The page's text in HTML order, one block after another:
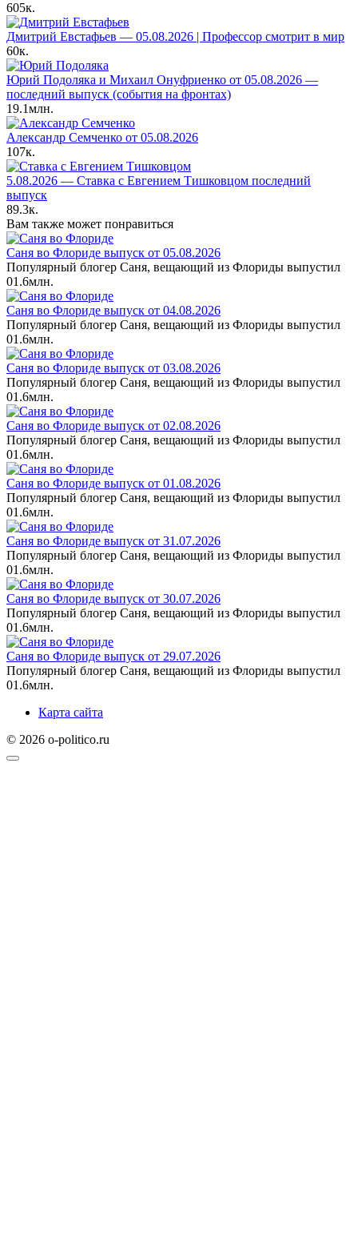
605к.
Дмитрий Евстафьев — 05.08.2026 | Профессор смотрит в мир
60к.
Юрий Подоляка и Михаил Онуфриенко от 05.08.2026 —
последний выпуск (события на фронтах)
19.1млн.
Александр Семченко от 05.08.2026
107к.
5.08.2026 — Ставка с Евгением Тишковцом последний
выпуск
89.3к.
Вам также может понравиться
Саня во Флориде выпуск от 05.08.2026
Популярный блогер Саня, вещающий из Флориды выпустил
01.6млн.
Саня во Флориде выпуск от 04.08.2026
Популярный блогер Саня, вещающий из Флориды выпустил
01.6млн.
Саня во Флориде выпуск от 03.08.2026
Популярный блогер Саня, вещающий из Флориды выпустил
01.6млн.
Саня во Флориде выпуск от 02.08.2026
Популярный блогер Саня, вещающий из Флориды выпустил
01.6млн.
Саня во Флориде выпуск от 01.08.2026
Популярный блогер Саня, вещающий из Флориды выпустил
01.6млн.
Саня во Флориде выпуск от 31.07.2026
Популярный блогер Саня, вещающий из Флориды выпустил
01.6млн.
Саня во Флориде выпуск от 30.07.2026
Популярный блогер Саня, вещающий из Флориды выпустил
01.6млн.
Саня во Флориде выпуск от 29.07.2026
Популярный блогер Саня, вещающий из Флориды выпустил
01.6млн.
Карта сайта
© 2026 o-politico.ru